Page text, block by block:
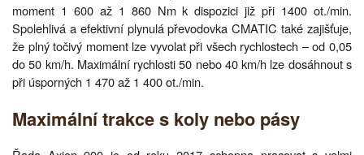
moment 1 600 až 1 860 Nm k dispozici již při 1400 ot./min.
Spolehlivá a efektivní plynulá převodovka CMATIC také zajišťuje,
že plný točivý moment lze vyvolat při všech rychlostech – od 0,05
do 50 km/h. Maximální rychlosti 50 nebo 40 km/h lze dosáhnout s
při úsporných 1 470 až 1 400 ot./min.
Maximální trakce s koly nebo pásy